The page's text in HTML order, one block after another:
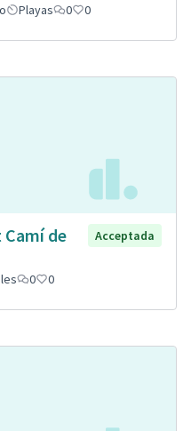
Playas 0 0
de
Acceptada
0 0